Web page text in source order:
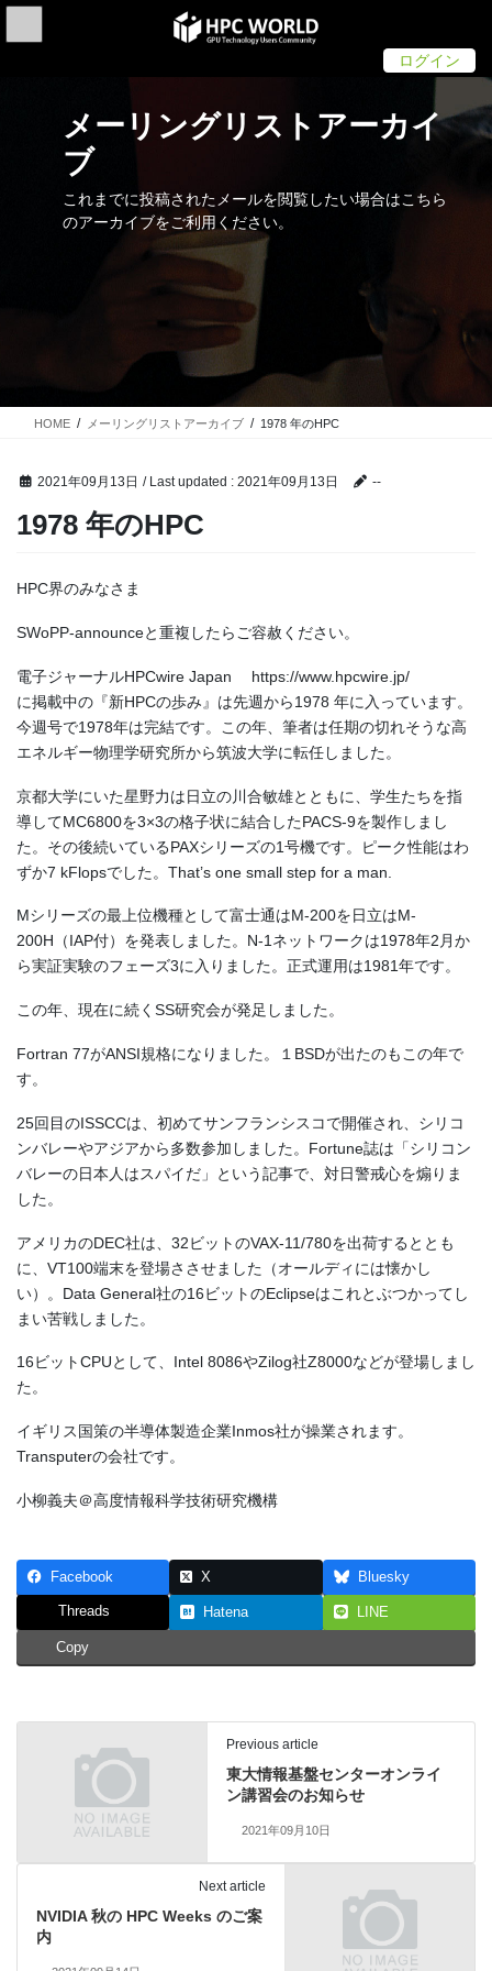
Skip
Skip
ログイン
メーリングリストアーカイ
ブ
これまでに投稿されたメールを閲覧したい場合はこちら
のアーカイブをご利用ください。
HOME メーリングリストアーカイブ 1978 年のHPC
2021年09月13日 / Last updated : 2021年09月13日 --
1978 年のHPC
HPC界のみなさま
SWoPP-announceと重複したらご容赦ください。
電子ジャーナルHPCwire Japan https://www.hpcwire.jp/
に掲載中の『新HPCの歩み』は先週から1978 年に入っています。
今週号で1978年は完結です。この年、筆者は任期の切れそうな高
エネルギー物理学研究所から筑波大学に転任しました。
京都大学にいた星野力は日立の川合敏雄とともに、学生たちを指
導してMC6800を3×3の格子状に結合したPACS-9を製作しまし
た。その後続いているPAXシリーズの1号機です。ピーク性能はわ
ずか7 kFlopsでした。That’s one small step for a man.
Mシリーズの最上位機種として富士通はM-200を日立はM-
200H（IAP付）を発表しました。N-1ネットワークは1978年2月か
ら実証実験のフェーズ3に入りました。正式運用は1981年です。
この年、現在に続くSS研究会が発足しました。
Fortran 77がANSI規格になりました。１BSDが出たのもこの年で
す。
25回目のISSCCは、初めてサンフランシスコで開催され、シリコ
ンバレーやアジアから多数参加しました。Fortune誌は「シリコン
バレーの日本人はスパイだ」という記事で、対日警戒心を煽りま
した。
アメリカのDEC社は、32ビットのVAX-11/780を出荷するととも
に、VT100端末を登場ささせました（オールディには懐かし
い）。Data General社の16ビットのEclipseはこれとぶつかってし
まい苦戦しました。
16ビットCPUとして、Intel 8086やZilog社Z8000などが登場しまし
た。
イギリス国策の半導体製造企業Inmos社が操業されます。
Transputerの会社です。
小柳義夫＠高度情報科学技術研究機構
Facebook X Bluesky
Threads Hatena LINE
Copy
Previous article
東大情報基盤センターオンライ
ン講習会のお知らせ
2021年09月10日
Next article
NVIDIA 秋の HPC Weeks のご案
内